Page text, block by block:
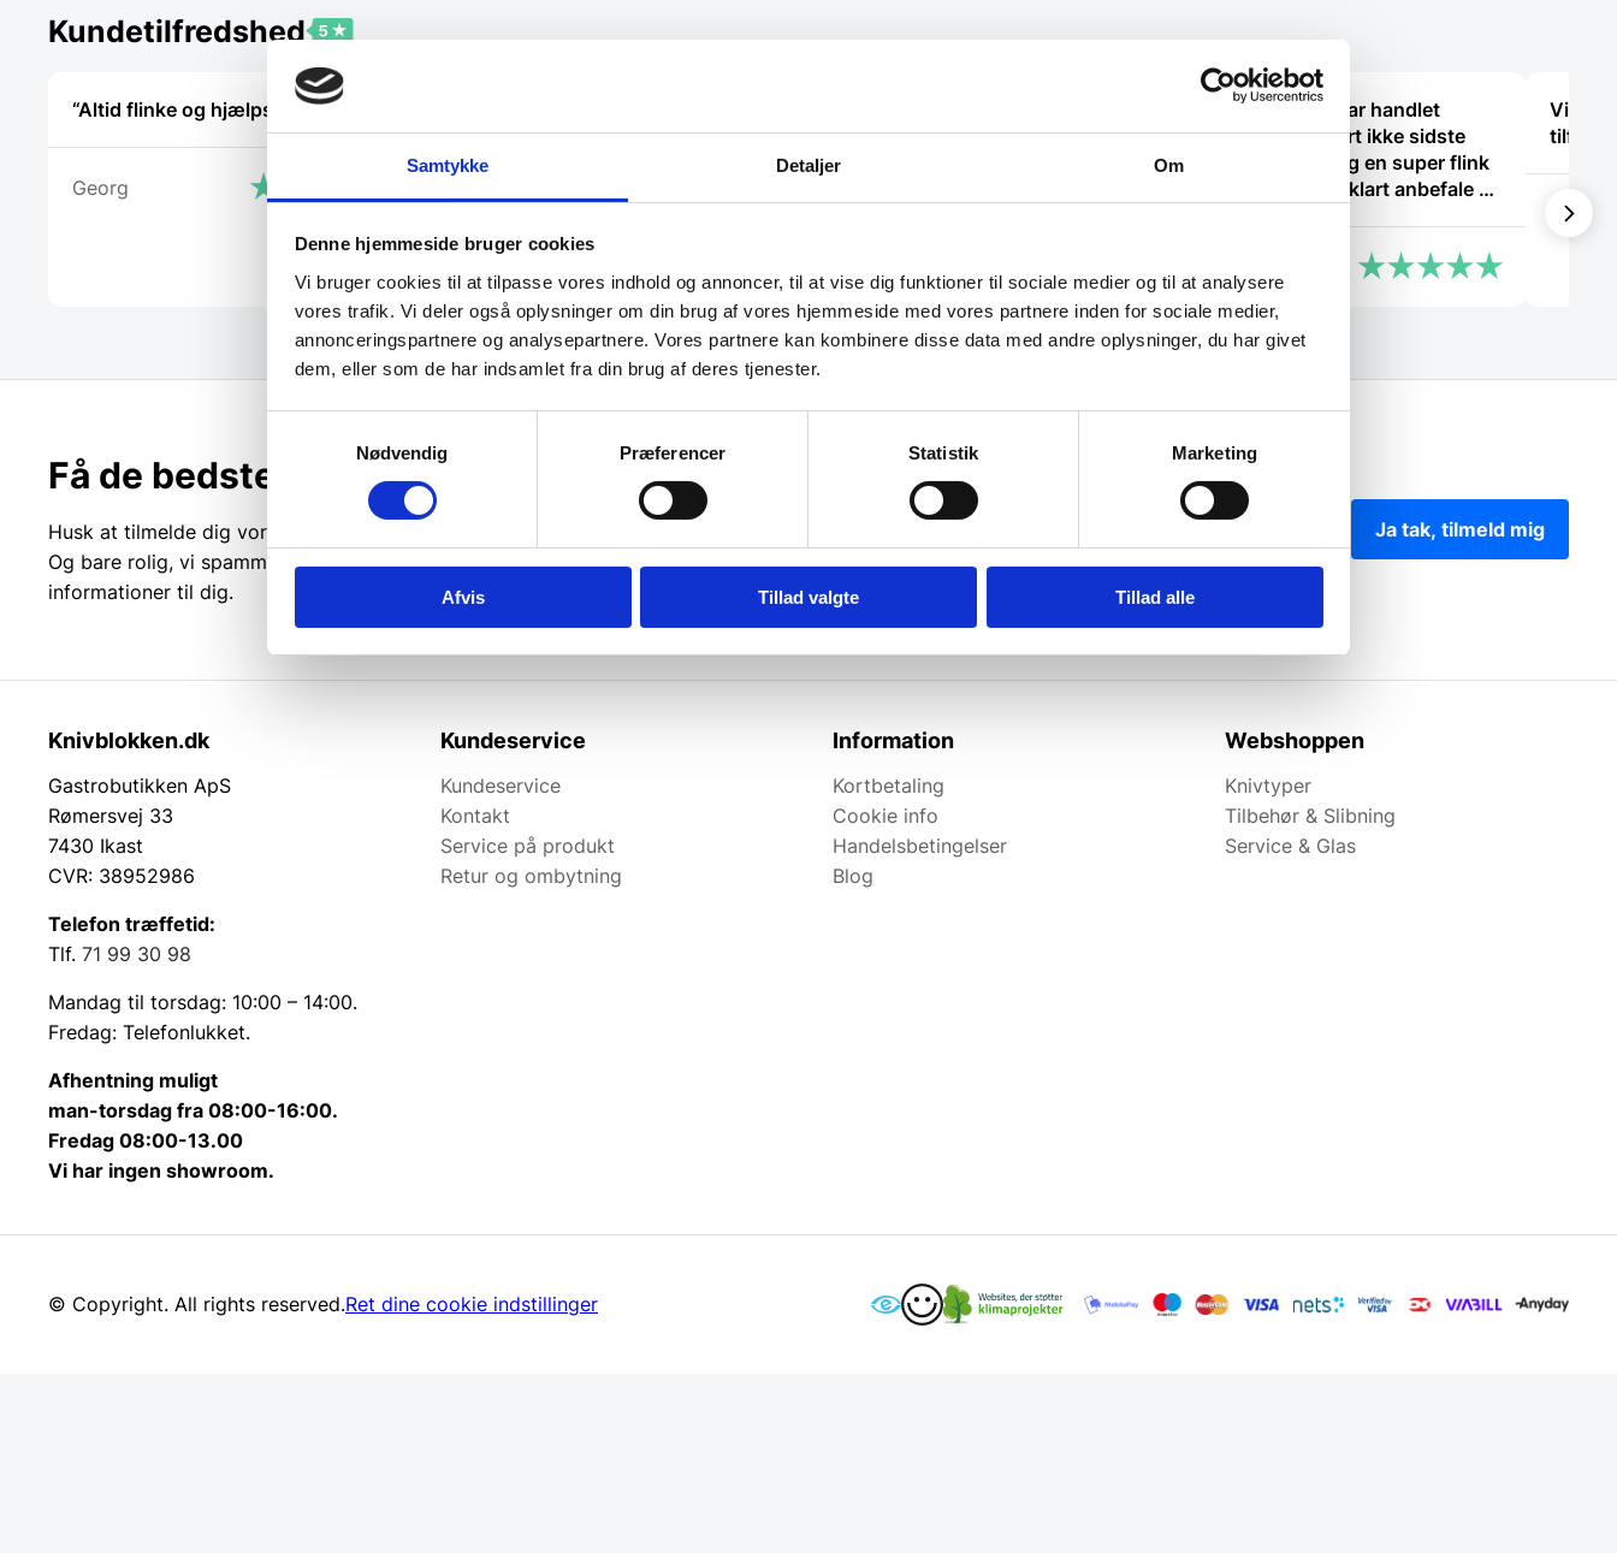
Samtykke Detaljer Om
Denne hjemmeside bruger cookies
Vi bruger cookies til at tilpasse vores indhold og annoncer, til at vise dig funktioner til sociale medier og til at analysere
vores trafik. Vi deler også oplysninger om din brug af vores hjemmeside med vores partnere inden for sociale medier,
annonceringspartnere og analysepartnere. Vores partnere kan kombinere disse data med andre oplysninger, du har givet
dem, eller som de har indsamlet fra din brug af deres tjenester.
Nødvendig
Præferencer Statistik Marketing
Afvis Tillad valgte Tillad alle
Kundetilfredshed
“Altid flinke og hjælpsom”
Georg
hjælpsom”
og der var god service og
tålmodighed.”
“Første gang jeg har handlet
her,men helt sikkert ikke sidste
gang,Go service og en super flink
tilfreds
Få de bedste tilbud først!
Husk at tilmelde dig vores nyhedsbrev og vær først til de bedste tilbud.
Og bare rolig, vi spammer dig ikke, men sender kun relevante tilbud og
informationer til dig.
Ja tak, tilmeld mig
Knivblokken.dk
Gastrobutikken ApS
Rømersvej 33
7430 Ikast
CVR: 38952986
Telefon træffetid:
Tlf. 71 99 30 98
Mandag til torsdag: 10:00 – 14:00.
Fredag: Telefonlukket.
Afhentning muligt
man-torsdag fra 08:00-16:00.
Fredag 08:00-13.00
Vi har ingen showroom.
Kundeservice
Kundeservice
Kontakt
Service på produkt
Retur og ombytning
Information
Kortbetaling
Cookie info
Handelsbetingelser
Blog
Webshoppen
Knivtyper
Tilbehør & Slibning
Service & Glas
© Copyright. All rights reserved.Ret dine cookie indstillinger